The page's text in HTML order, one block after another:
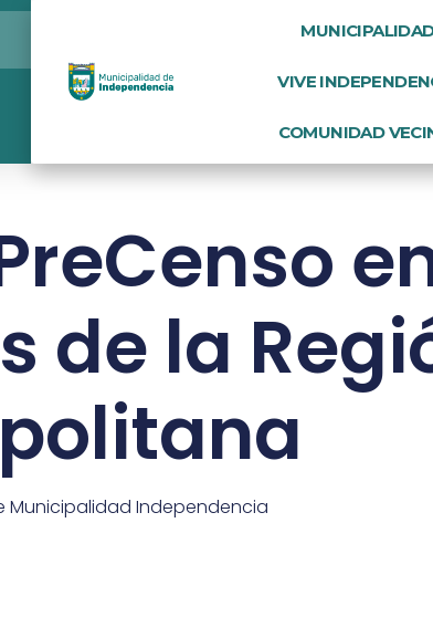
VIVE
COMUNIDAD
de la
Municipalidad Independencia